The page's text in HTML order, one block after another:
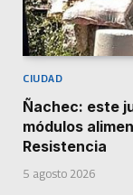
CIUDAD
Ñachec: este
módulos
Resistencia
5 agosto 2026